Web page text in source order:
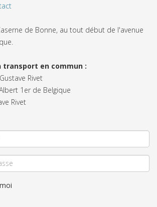
de Bonne, au tout début de l'avenue
transport en commun :
Rivet
1er de Belgique
Rivet